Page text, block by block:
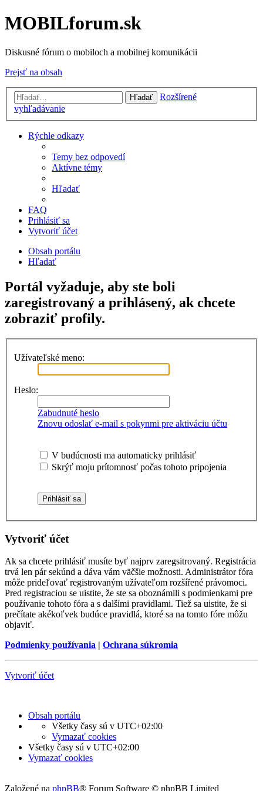
MOBILforum.sk
Diskusné fórum o mobiloch a mobilnej komunikácii
Prejsť na obsah
Hľadať
Rozšírené
vyhľadávanie
Rýchle odkazy
Temy bez odpovedí
Aktívne témy
Hľadať
FAQ
Prihlásiť sa
Vytvoriť účet
Obsah portálu
Hľadať
Portál vyžaduje, aby ste boli
zaregistrovaný a prihlásený, ak chcete
zobraziť profily.
Užívateľské meno:
Heslo:
Zabudnuté heslo
Znovu odoslať e-mail s pokynmi pre aktiváciu účtu
V budúcnosti ma automaticky prihlásiť
Skrýť moju prítomnosť počas tohoto pripojenia
Vytvoriť účet
Ak sa chcete prihlásiť musíte byť najprv zaregsitrovaný. Registrácia
trvá len pár sekúnd a dáva vám väčšie možnosti. Administrátor fóra
môže prideľovať registrovaným užívateľom rozšířené právomoci.
Pred registraciou se uistite, že ste sa oboznámili s podmienkami pre
používanie tohoto fóra a s dalšími pravidlami. Tiež sa uistite, že si
prečítate akékoľvek budúce pravidlá, ktoré sa na tomto fóre môžu
objaviť.
Podmienky používania | Ochrana súkromia
Vytvoriť účet
Obsah portálu
Všetky časy sú v UTC+02:00
Vymazať cookies
Všetky časy sú v UTC+02:00
Vymazať cookies
Založené na phpBB® Forum Software © phpBB Limited